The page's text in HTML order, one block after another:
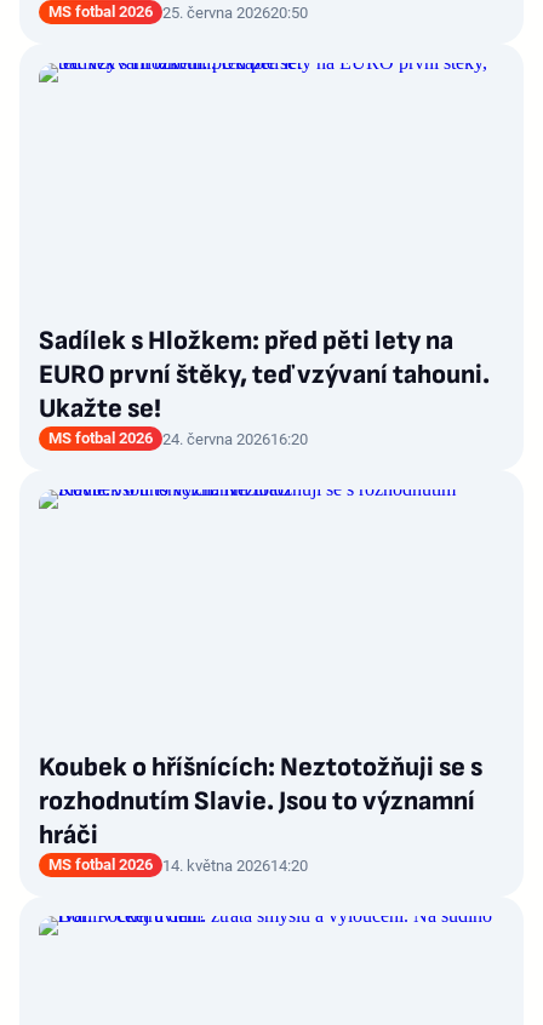
MS fotbal 2026 25. června 202620:50
Sadílek s Hložkem: před pěti lety na
EURO první štěky, teď vzývaní tahouni.
Ukažte se!
MS fotbal 2026 24. června 202616:20
Koubek o hříšnících: Neztotožňuji se s
rozhodnutím Slavie. Jsou to významní
hráči
MS fotbal 2026 14. května 202614:20